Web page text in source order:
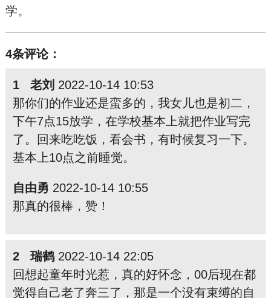
学。
4条评论：
1 老刘 2022-10-14 10:53
那你们的作业还是蛮多的，我女儿也是初二，
下午7点15放学，在学校基本上就把作业写完
了。回来吃吃饭，看会书，有时候复习一下。
基本上10点之前睡觉。
自由勇 2022-10-14 10:55
那真的很棒，赞！
2 瑞鹤2022-10-14 22:05
回想起童年时光惹，真的好怀念，00后现在都
觉得自己老了奔三了，那是一个没有束缚的自